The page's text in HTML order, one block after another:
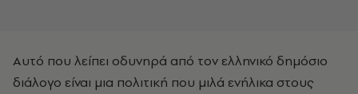
Αυτό που λείπει οδυνηρά από τον ελληνικό δημόσιο
διάλογο είναι μια πολιτική που μιλά ενήλικα στους